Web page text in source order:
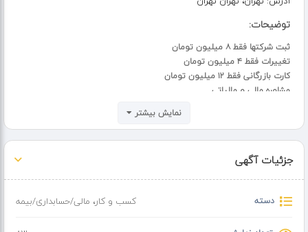
توضیحات:
ثبت شرکتها فقط ۸ میلیون تومان
تغییرات فقط ۴ میلیون تومان
کارت بازرگانی فقط ۱۲ میلیون تومان
مشاوره مالی و مالیاتی
09398203400
آدرس سایت
www.taxjob.org
نمایش بیشتر
جزئیات آگهی
دسته کسب و کار، مالی/حسابداری/بیمه